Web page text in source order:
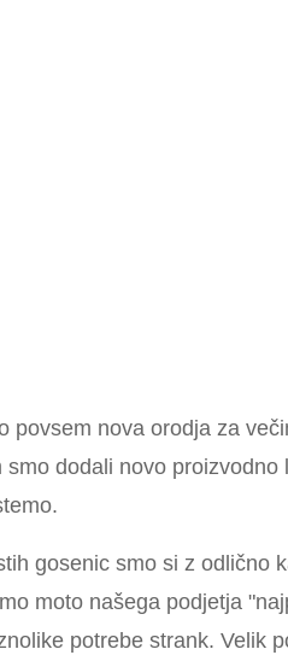
povsem nova orodja za
dodali novo
gosenic smo si z odlično
moto našega podjetja
potrebe strank. Velik